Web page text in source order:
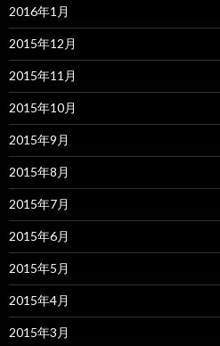
2016年1月
2015年12月
2015年11月
2015年10月
2015年9月
2015年8月
2015年7月
2015年6月
2015年5月
2015年4月
2015年3月